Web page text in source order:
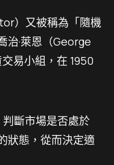
）又被稱為「隨機
治·萊恩（George
易小組，在 1950
斷市場是否處於
狀態，從而決定適